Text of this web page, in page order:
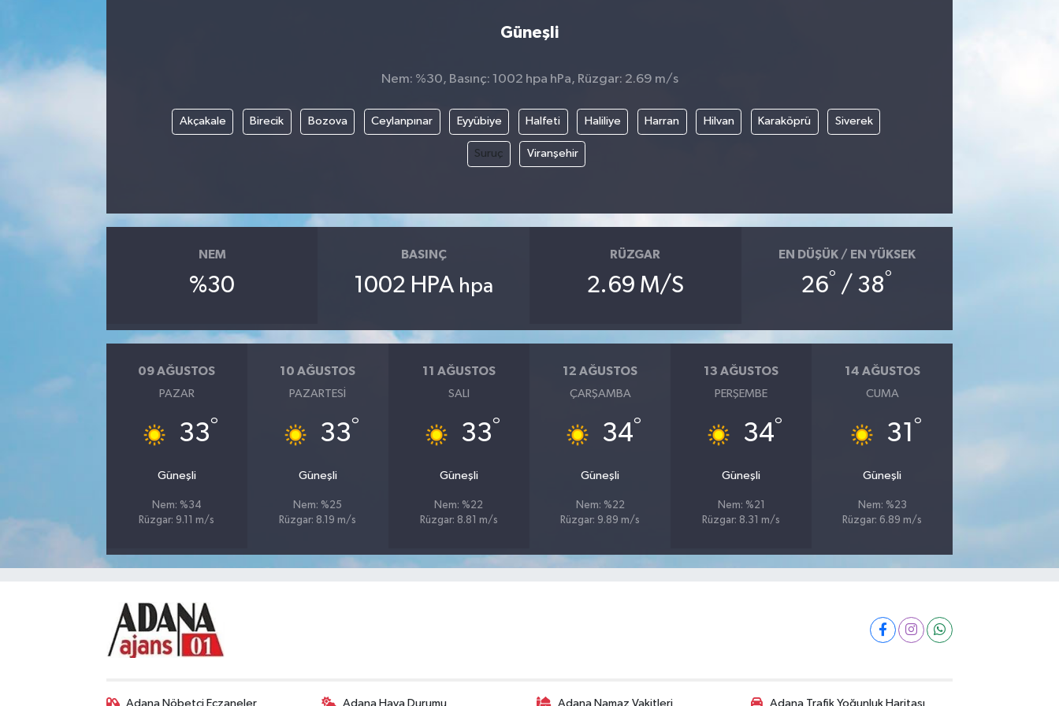
Güneşli
Nem: %30, Basınç: 1002 hpa hPa, Rüzgar: 2.69 m/s
Akçakale Birecik Bozova Ceylanpınar Eyyübiye Halfeti Haliliye Harran Hilvan Karaköprü Siverek
Suruç Viranşehir
NEM
%30
BASINÇ
1002 HPA hpa
RÜZGAR
2.69 M/S
EN DÜŞÜK / EN YÜKSEK
26° / 38°
09 AĞUSTOS
PAZAR
33°
Güneşli
Nem: %34
Rüzgar: 9.11 m/s
10 AĞUSTOS
PAZARTESI
33°
Güneşli
Nem: %25
Rüzgar: 8.19 m/s
11 AĞUSTOS
SALI
33°
Güneşli
Nem: %22
Rüzgar: 8.81 m/s
12 AĞUSTOS
ÇARŞAMBA
34°
Güneşli
Nem: %22
Rüzgar: 9.89 m/s
13 AĞUSTOS
PERŞEMBE
34°
Güneşli
Nem: %21
Rüzgar: 8.31 m/s
14 AĞUSTOS
CUMA
31 °
Güneşli
Nem: %23
Rüzgar: 6.89 m/s
Adana Nöbetçi Eczaneler Adana Hava Durumu Adana Namaz Vakitleri Adana Trafik Yoğunluk Haritası
Magazin